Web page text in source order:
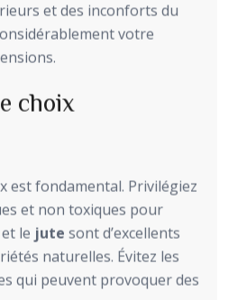
et des inconforts du
votre
choix
est fondamental. Privilégiez
et non toxiques pour
et le jute sont d’excellents
naturelles. Évitez les
qui peuvent provoquer des